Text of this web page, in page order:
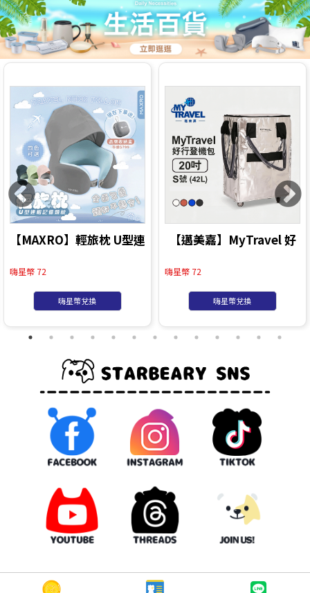
【MAXRO】輕旅枕 U型連
【加贈收納盒(有登山扣
環)】
嗨星幣 72
嗨星幣兌換
【邁美嘉】MyTravel 好
嗨星幣 72
嗨星幣兌換